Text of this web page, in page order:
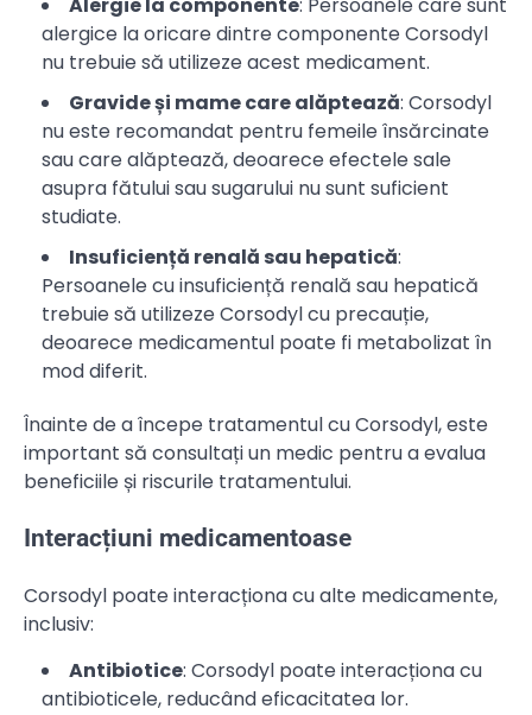
alergice la oricare dintre componente Corsodyl
nu trebuie să utilizeze acest medicament.
Gravide și mame care alăptează: Corsodyl
nu este recomandat pentru femeile însărcinate
sau care alăptează, deoarece efectele sale
asupra fătului sau sugarului nu sunt suficient
studiate.
Insuficiență renală sau hepatică:
Persoanele cu insuficiență renală sau hepatică
trebuie să utilizeze Corsodyl cu precauție,
deoarece medicamentul poate fi metabolizat în
mod diferit.
Înainte de a începe tratamentul cu Corsodyl, este
important să consultați un medic pentru a evalua
beneficiile și riscurile tratamentului.
Interacțiuni medicamentoase
Corsodyl poate interacționa cu alte medicamente,
inclusiv:
Antibiotice: Corsodyl poate interacționa cu
antibioticele, reducând eficacitatea lor.